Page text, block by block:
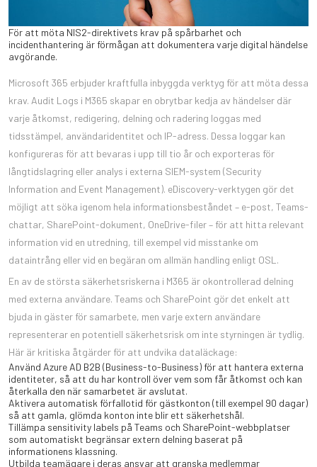
För att möta NIS2-direktivets krav på spårbarhet och
incidenthantering är förmågan att dokumentera varje digital händelse
avgörande.
Microsoft 365 erbjuder kraftfulla inbyggda verktyg för att möta dessa
krav. Audit Logs i M365 skapar en obrytbar kedja av händelser där
varje åtkomst, redigering, delning och radering loggas med
tidsstämpel, användaridentitet och IP-adress. Dessa loggar kan
konfigureras för att bevaras i upp till tio år och exporteras för
långtidslagring eller analys i externa SIEM-system (Security
Information and Event Management). eDiscovery-verktygen gör det
möjligt att söka igenom hela informationsbeståndet – e-post, Teams-
chattar, SharePoint-dokument, OneDrive-filer – för att hitta relevant
information vid en utredning, till exempel vid misstanke om
dataintrång eller vid en begäran om allmän handling enligt OSL.
En av de största säkerhetsriskerna i M365 är okontrollerad delning
med externa användare. Teams och SharePoint gör det enkelt att
bjuda in gäster för samarbete, men varje extern användare
representerar en potentiell säkerhetsrisk om inte styrningen är tydlig.
Här är kritiska åtgärder för att undvika dataläckage:
Använd Azure AD B2B (Business-to-Business) för att hantera externa
identiteter, så att du har kontroll över vem som får åtkomst och kan
återkalla den när samarbetet är avslutat.
Aktivera automatisk förfallotid för gästkonton (till exempel 90 dagar)
så att gamla, glömda konton inte blir ett säkerhetshål.
Tillämpa sensitivity labels på Teams och SharePoint-webbplatser
som automatiskt begränsar extern delning baserat på
informationens klassning.
Utbilda teamägare i deras ansvar att granska medlemmar